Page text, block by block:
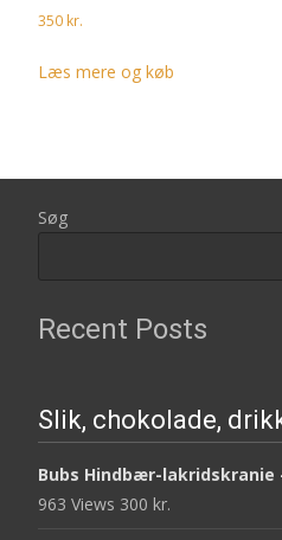
350 kr.
Læs mere og køb
Søg
Recent Posts
Slik, chokolade,
Bubs Hindbær-lakridskranie
963 Views 300 kr.